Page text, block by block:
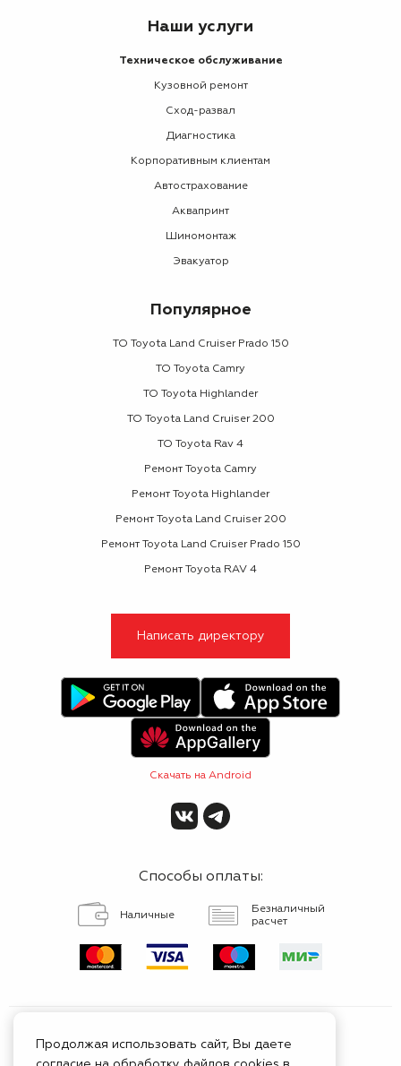
Наши услуги
Техническое обслуживание
Кузовной ремонт
Сход-развал
Диагностика
Корпоративным клиентам
Автострахование
Аквапринт
Шиномонтаж
Эвакуатор
Популярное
ТО Toyota Land Cruiser Prado 150
ТО Toyota Camry
ТО Toyota Highlander
ТО Toyota Land Cruiser 200
ТО Toyota Rav 4
Ремонт Toyota Camry
Ремонт Toyota Highlander
Ремонт Toyota Land Cruiser 200
Ремонт Toyota Land Cruiser Prado 150
Ремонт Toyota RAV 4
Написать директору
Скачать на Android
Способы оплаты:
Наличные
Безналичный
расчет
Продолжая использовать сайт, Вы даете